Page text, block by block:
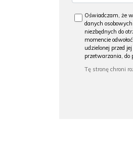
Oświadczam, że
danych
niezbędnych do
momencie
udzielonej przed
przetwarzania, do